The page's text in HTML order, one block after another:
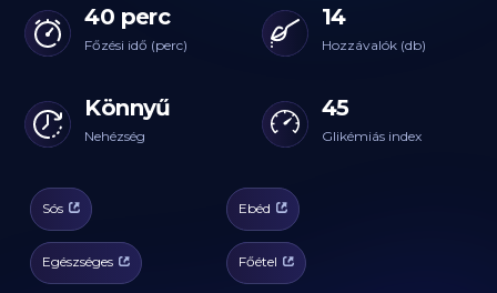
40 perc
Főzési idő (perc)
14
Hozzávalók (db)
Könnyű
Nehézség
45
Glikémiás index
Sós Ebéd
Egészséges Főétel